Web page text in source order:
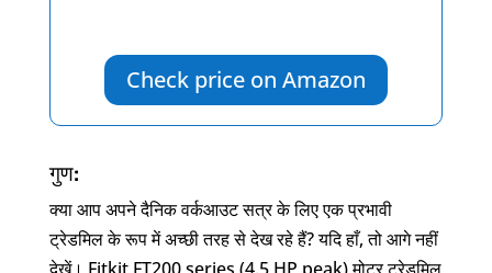
Check price on Amazon
गुण:
क्या आप अपने दैनिक वर्कआउट सत्र के लिए एक प्रभावी
ट्रेडमिल के रूप में अच्छी तरह से देख रहे हैं? यदि हाँ, तो आगे नहीं